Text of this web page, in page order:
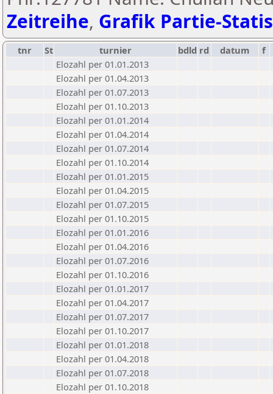
Zeitreihe, Grafik Partie-
tnr St turnier bdld rd datum
f
Elozahl per 01.01.2013
Elozahl per 01.04.2013
Elozahl per 01.07.2013
Elozahl per 01.10.2013
Elozahl per 01.01.2014
Elozahl per 01.04.2014
Elozahl per 01.07.2014
Elozahl per 01.10.2014
Elozahl per 01.01.2015
Elozahl per 01.04.2015
Elozahl per 01.07.2015
Elozahl per 01.10.2015
Elozahl per 01.01.2016
Elozahl per 01.04.2016
Elozahl per 01.07.2016
Elozahl per 01.10.2016
Elozahl per 01.01.2017
Elozahl per 01.04.2017
Elozahl per 01.07.2017
Elozahl per 01.10.2017
Elozahl per 01.01.2018
Elozahl per 01.04.2018
Elozahl per 01.07.2018
Elozahl per 01.10.2018